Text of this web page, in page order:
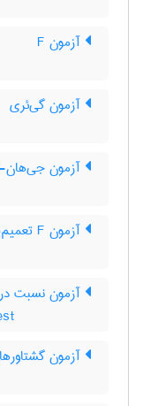
آزمون F
آزمون گی‌ئری
آزمون
آزمون F تعمیم‌یافته
آزمون نسبت
آزمون